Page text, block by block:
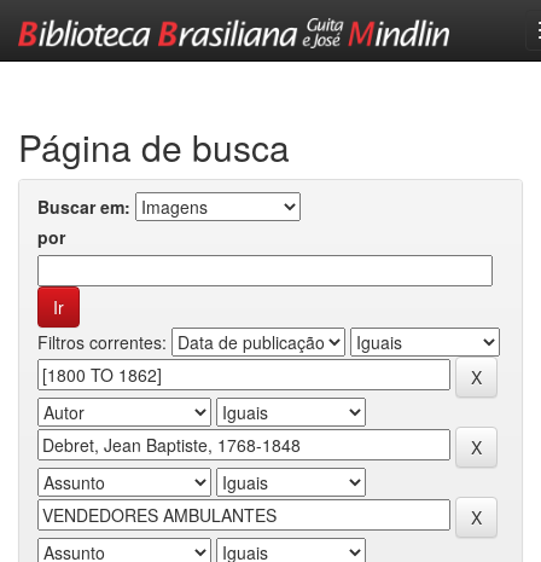
Página de busca
Buscar em:
por
Filtros correntes: